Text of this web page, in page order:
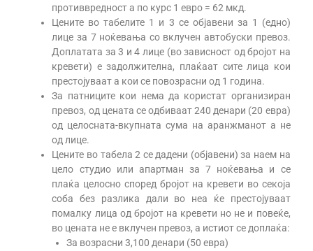
противвредност а по курс 1 евро = 62 мкд.
Цените во табелите 1 и 3 се објавени за 1 (едно)
лице за 7 ноќевања со вклучен автобуски превоз.
Доплатата за 3 и 4 лице (во зависност од бројот на
кревети) е задолжителна, плаќаат сите лица кои
престојуваат а кои се повозрасни од 1 година.
За патниците кои нема да користат организиран
превоз, од цената се одбиваат 240 денари (20 евра)
од целосната-вкупната сума на аранжманот а не
од лице.
Цените во табела 2 се дадени (објавени) за наем на
цело студио или апартман за 7 ноќевања и се
плаќа целосно според бројот на кревети во секоја
соба без разлика дали во неа ќе престојуваат
помалку лица од бројот на кревети но не и повеќе,
во цената не е вклучен превоз, а истиот се доплаќа:
За возрасни 3,100 денари (50 евра)